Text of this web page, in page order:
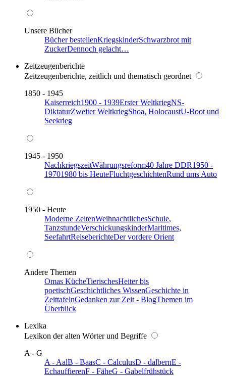
Unsere Bücher
Bücher bestellenKriegskinderSchwarzbrot mit
ZuckerDennoch gelacht…
Zeitzeugenberichte
Zeitzeugenberichte, zeitlich und thematisch geordnet
1850 - 1945
Kaiserreich1900 - 1939Erster WeltkriegNS-
DiktaturZweiter WeltkriegShoa, HolocaustU-Boot und
Seekrieg
1945 - 1950
NachkriegszeitWährungsreform40 Jahre DDR1950 -
19701980 bis HeuteFluchtgeschichtenRund ums Auto
1950 - Heute
Moderne ZeitenWeihnachtlichesSchule,
TanzstundeVerschickungskinderMaritimes,
SeefahrtReiseberichteDer vordere Orient
Andere Themen
Omas KücheTierischesHeiter bis
poetischGeschichtliches WissenGeschichte in
ZeittafelnGedanken zur Zeit - BlogThemen im
Überblick
Lexika
Lexikon der alten Wörter und Begriffe
A - G
A - AalB - BaasC - CalculusD - dalbernE -
EchauffierenF - FäheG - Gabelfrühstück